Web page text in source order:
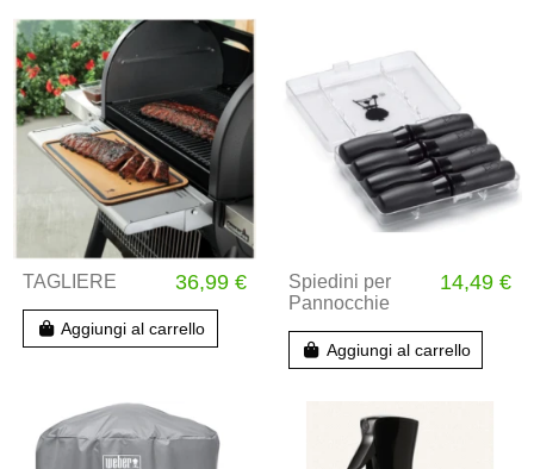
TAGLIERE 36,99 €
Aggiungi al carrello
Spiedini per
Pannocchie
14,49 €
Aggiungi al carrello